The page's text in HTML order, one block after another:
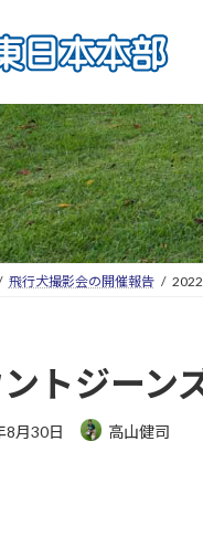
飛行犬撮影会の開催報告
トジーン
8月30日 高山健司